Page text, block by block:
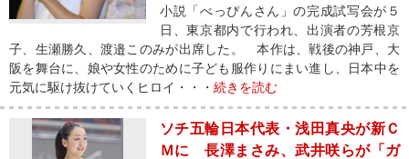
小説「べっぴんさん」の完成試写会が５
日、東京都内で行われ、出演者の芳根京
子、生瀬勝久、渡邉このみが出席した。 本作は、戦後の神戸、大
阪を舞台に、娘や女性のために子ども服作りにまい進し、日本中を
元気に駆け抜けていくヒロイ・・・ 続きを読む
ソチ五輪日本代表・浅田真央が新Ｃ
Ｍに 長澤まさみ、武井咲らが「ガ